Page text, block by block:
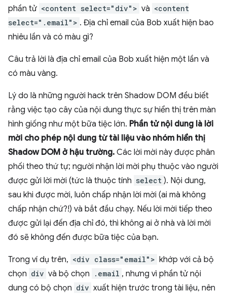
phần tử <content select="div"> và <content
select=".email"> . Địa chỉ email của Bob xuất hiện bao
nhiêu lần và có màu gì?
Câu trả lời là địa chỉ email của Bob xuất hiện một lần và
có màu vàng.
Lý do là những người hack trên Shadow DOM đều biết
rằng việc tạo cây của nội dung thực sự hiển thị trên màn
hình giống như một bữa tiệc lớn. Phần tử nội dung là lời
mời cho phép nội dung từ tài liệu vào nhóm hiển thị
Shadow DOM ở hậu trường. Các lời mời này được phân
phối theo thứ tự; người nhận lời mời phụ thuộc vào người
được gửi lời mời (tức là thuộc tính select ). Nội dung,
sau khi được mời, luôn chấp nhận lời mời (ai mà không
chấp nhận chứ?!) và bắt đầu chạy. Nếu lời mời tiếp theo
được gửi lại đến địa chỉ đó, thì không ai ở nhà và lời mời
đó sẽ không đến được bữa tiệc của bạn.
Trong ví dụ trên, <div class="email"> khớp với cả bộ
chọn div và bộ chọn .email , nhưng vì phần tử nội
dung có bộ chọn div xuất hiện trước trong tài liệu, nên